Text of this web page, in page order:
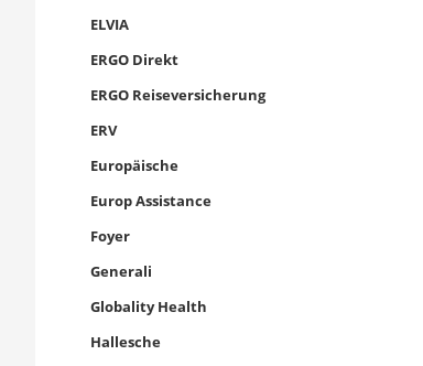
ELVIA
ERGO Direkt
ERGO Reiseversicherung
ERV
Europäische
Europ Assistance
Foyer
Generali
Globality Health
Hallesche